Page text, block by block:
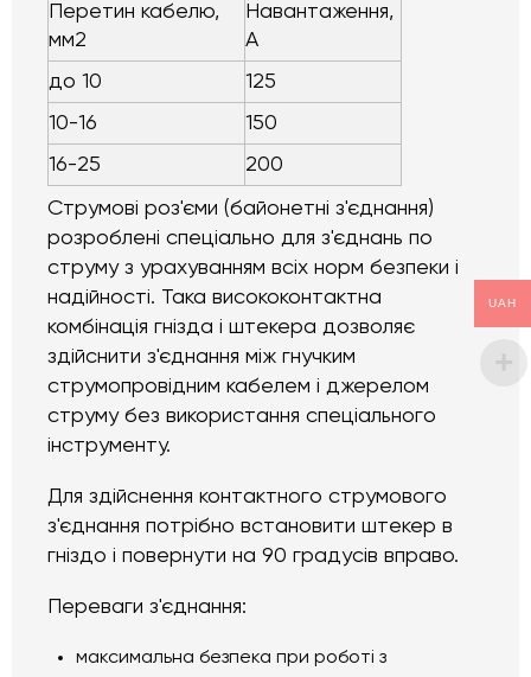
Перетин кабелю,
мм2
Навантаження,
А
до 10
125
10-16
150
16-25
200
Струмові роз'єми (байонетні з'єднання)
розроблені спеціально для з'єднань по
струму з урахуванням всіх норм безпеки і
надійності. Така висококонтактна
комбінація гнізда і штекера дозволяє
здійснити з'єднання між гнучким
струмопровідним кабелем і джерелом
струму без використання спеціального
інструменту.
Для здійснення контактного струмового
з'єднання потрібно встановити штекер в
гніздо і повернути на 90 градусів вправо.
Переваги з'єднання:
максимальна безпека при роботі з
UAH